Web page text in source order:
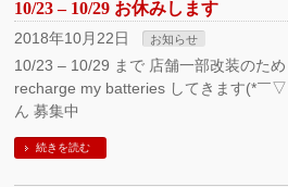
10/23 – 10/29 お休みします
2018年10月22日 お知らせ
10/23 – 10/29 まで 店舗一部改装のた
recharge my batteries してきます(*￣▽
ん 募集中
続きを読む